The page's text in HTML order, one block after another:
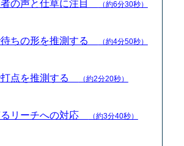
者の声と仕草に注目 （約6分30秒）
待ちの形を推測する （約4分50秒）
打点を推測する （約2分20秒）
るリーチへの対応 （約3分40秒）